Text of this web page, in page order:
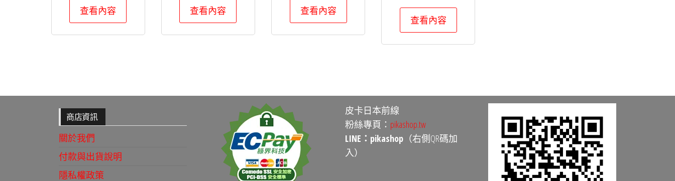
查看內容 查看內容 查看內容
查看內容
商店資訊
關於我們
付款與出貨說明
隱私權政策
皮卡日本前線
粉絲專頁： pikashop.tw
LINE：pikashop （右側QR碼加
入）